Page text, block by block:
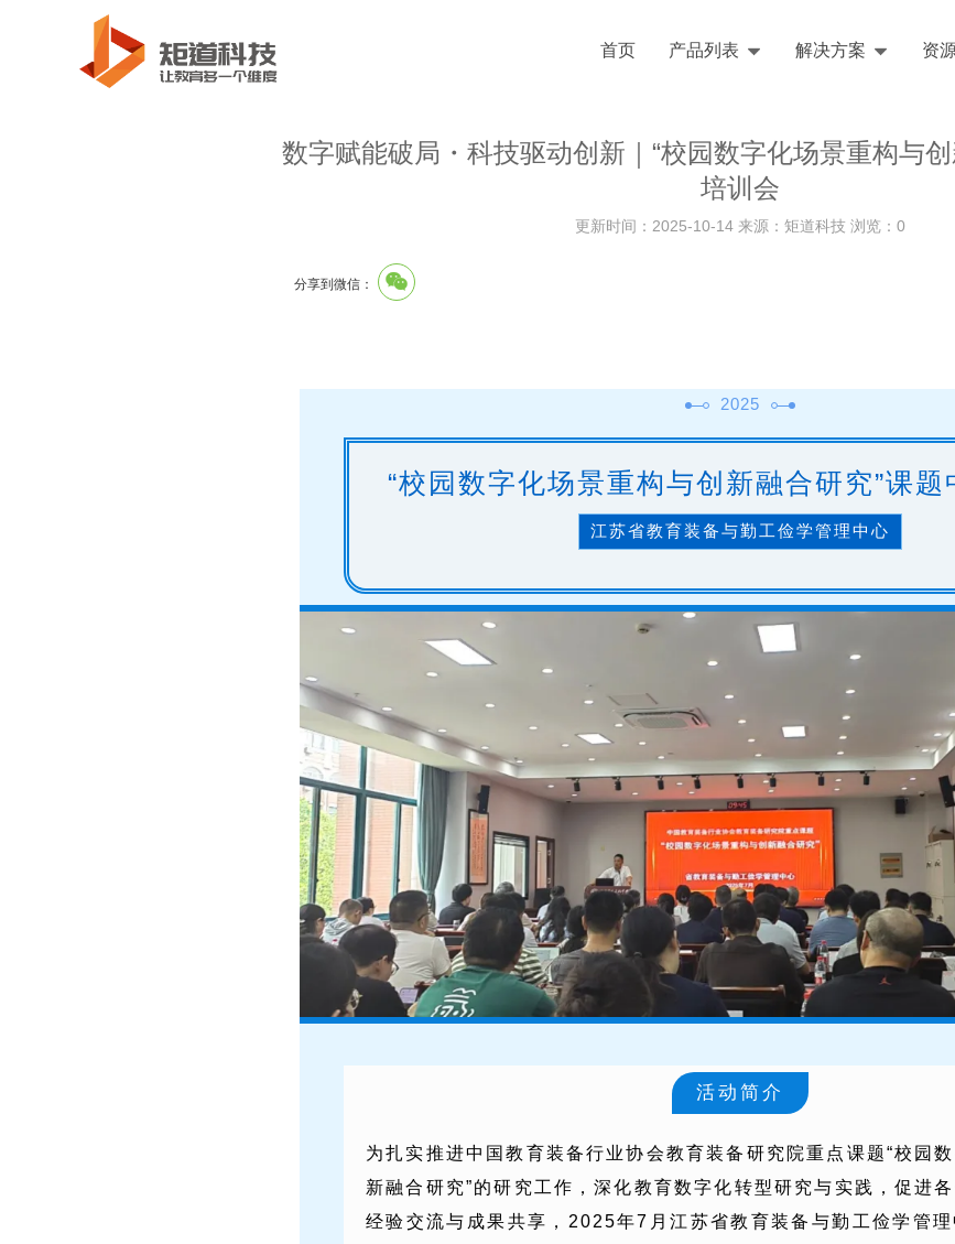
首页 产品列表 解决方案 资
数字赋能破局・科技驱动创新｜“校园数字化场景重构与
培训会
更新时间：2025-10-14 来源：矩道科技 浏览： 0
分享到微信：
2025
“校园数字化场景重构与创新融合研究”课题
江苏省教育装备与勤工俭学管理中心
活动简介
为扎实推进中国教育装备行业协会教育装备研究院重点课题“校园
新融合研究”的研究工作，深化教育数字化转型研究与实践，促进
经验交流与成果共享，2025年7月江苏省教育装备与勤工俭学管